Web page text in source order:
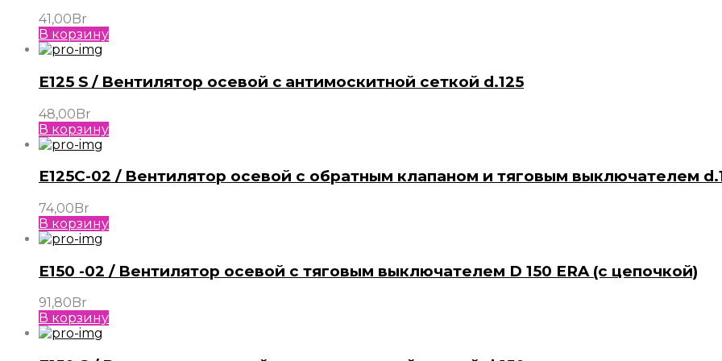
41,00Br
В корзину
E125 S / Вентилятор осевой c антимоскитной сеткой d.125
48,00Br
В корзину
E125C-02 / Вентилятор осевой с обратным клапаном и тяговым выключателем
74,00Br
В корзину
E150 -02 / Вентилятор осевой с тяговым выключателем D 150 ERA (с цепочкой)
91,80 Br
В корзину